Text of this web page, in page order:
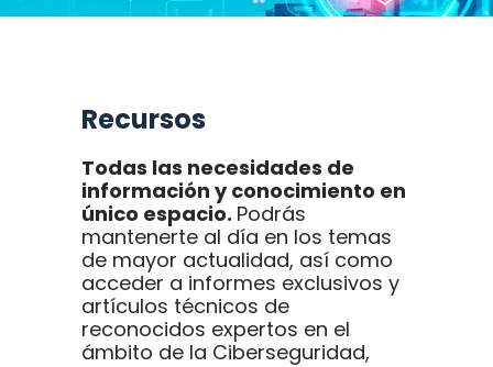
Recursos
Todas las necesidades de
información y conocimiento en
único espacio. Podrás
mantenerte al día en los temas
de mayor actualidad, así como
acceder a informes exclusivos y
artículos técnicos de
reconocidos expertos en el
ámbito de la Ciberseguridad,